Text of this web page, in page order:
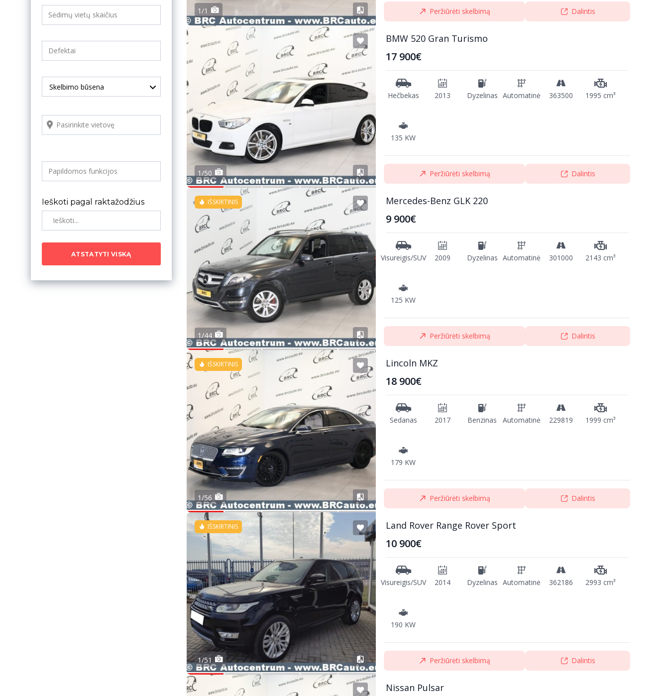
Skelbimo būsena
Ieškoti pagal raktažodžius
ATSTATYTI VISKĄ
1/1 Peržiūrėti skelbimą Dalintis
1/50
BMW 520 Gran Turismo
17 900€
Hečbekas 2013 Dyzelinas Automatinė 363500 1995 cm³
135 KW
Peržiūrėti skelbimą Dalintis
IŠSKIRTINIS
1/44
Mercedes-Benz GLK 220
9 900€
Visureigis/SUV 2009 Dyzelinas Automatinė 301000 2143 cm³
125 KW
Peržiūrėti skelbimą Dalintis
IŠSKIRTINIS
1/56
Lincoln MKZ
18 900€
Sedanas 2017 Benzinas Automatinė 229819 1999 cm³
179 KW
Peržiūrėti skelbimą Dalintis
IŠSKIRTINIS
1/51
Land Rover Range Rover Sport
10 900€
Visureigis/SUV 2014 Dyzelinas Automatinė 362186 2993 cm³
190 KW
Peržiūrėti skelbimą Dalintis
Nissan Pulsar